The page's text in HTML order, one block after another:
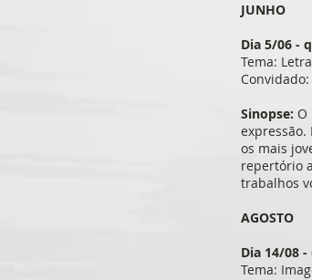
JUNHO
Dia 5/06 -
Tema:
Sinopse: O
os mais
repertório
trabalhos
AGOSTO
Dia 14/08
Tema: